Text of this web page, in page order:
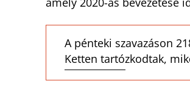
A pénteki szavazáson
Ketten tartózkodtak,